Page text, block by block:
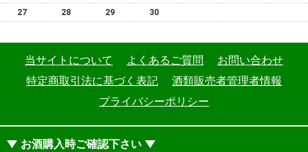
27
28 29 30
当サイトについて よくあるご質問
お問い合わせ
特定商取引法に基づく表記
酒類販売者管理者情報
プライバシーポリシー
お酒購入時ご確認下さい